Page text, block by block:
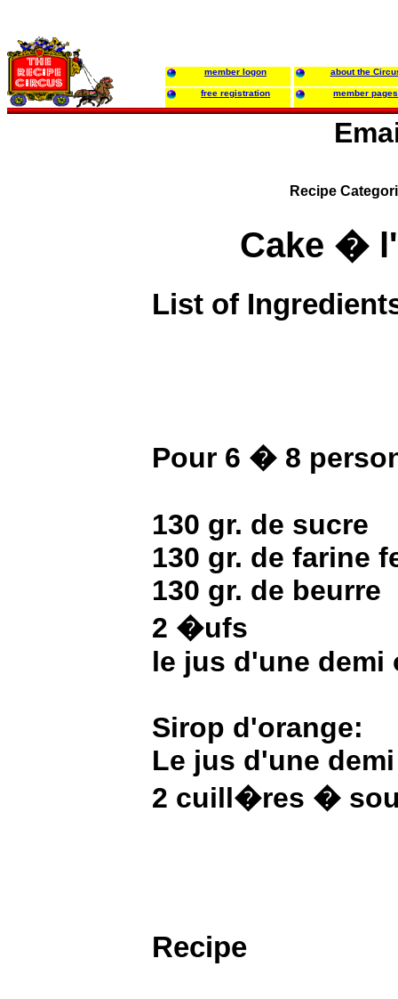
member logon about the
free registration member pages
Recipe
Cake �
List of
Pour 6 � 8
130 gr. de sucre
130 gr. de farine
130 gr. de beurre
2 �ufs
le jus d'une demi
Sirop d'orange:
Le jus d'une
2 cuill�res �
Recipe